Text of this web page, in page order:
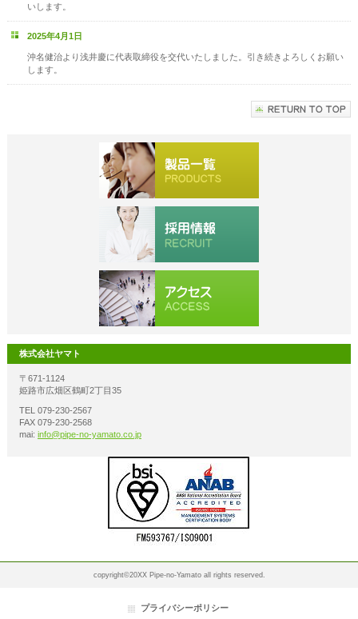
いします。
2025年4月1日
沖名健治より浅井慶に代表取締役を交代いたしました。引き続きよろしくお願い
します。
株式会社ヤマト
〒671-1124
姫路市広畑区鶴町2丁目35
TEL 079-230-2567
FAX 079-230-2568
mai: info@pipe-no-yamato.co.jp
copyright©20XX Pipe-no-Yamato all rights reserved.
プライバシーポリシー